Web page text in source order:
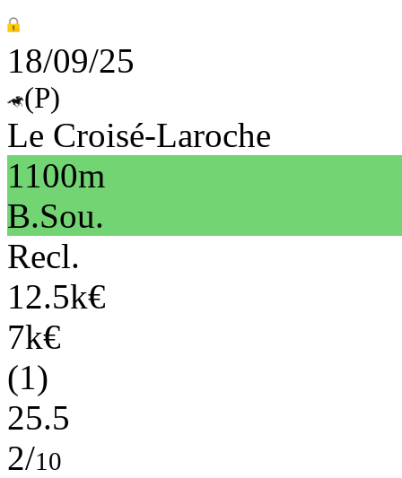
18/09/25
(P)
Le Croisé-Laroche
1100m
B.Sou.
Recl.
12.5k€
7k€
(1)
25.5
2/10